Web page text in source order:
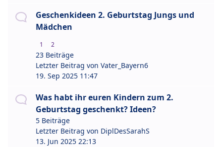
Geschenkideen 2. Geburtstag Jungs und
Mädchen
1 2
23 Beiträge
Letzter Beitrag von Vater_Bayern6
19. Sep 2025 11:47
Was habt ihr euren Kindern zum 2.
Geburtstag geschenkt? Ideen?
5 Beiträge
Letzter Beitrag von DiplDesSarahS
13. Jun 2025 22:13